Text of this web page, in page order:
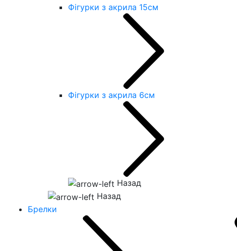
Фігурки з акрила 15см
Фігурки з акрила 6см
Назад
Назад
Брелки